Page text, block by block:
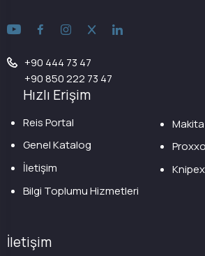
+90 444 73 47
+90 850 222 73 47
Hızlı Erişim
Reis Portal
Genel Katalog
İletişim
Bilgi Toplumu Hizmetleri
Makita
Knipex
İletişim